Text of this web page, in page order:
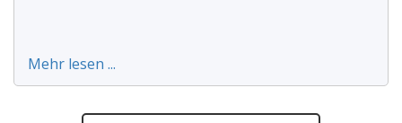
Mehr lesen ...